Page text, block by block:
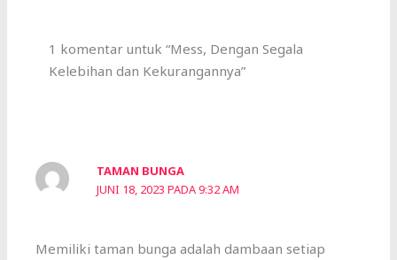
1 komentar untuk “Mess, Dengan Segala
Kelebihan dan Kekurangannya”
TAMAN BUNGA
JUNI 18, 2023 PADA 9:32 AM
Memiliki taman bunga adalah dambaan setiap